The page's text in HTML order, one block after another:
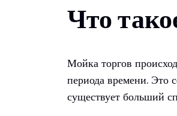
Что
Мойка торгов
периода времени. Это
существует больший